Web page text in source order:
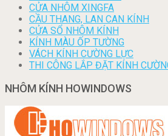
CỬA NHÔM XINGFA
CẦU THANG, LAN CAN KÍNH
CỬA SỔ NHÔM KÍNH
KÍNH MÀU ỐP TƯỜNG
VÁCH KÍNH CƯỜNG LỰC
THI CÔNG LẮP ĐẶT KÍNH
NHÔM KÍNH HOWINDOWS